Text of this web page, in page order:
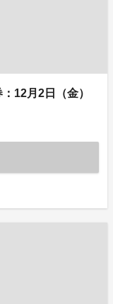
12月2日（金）